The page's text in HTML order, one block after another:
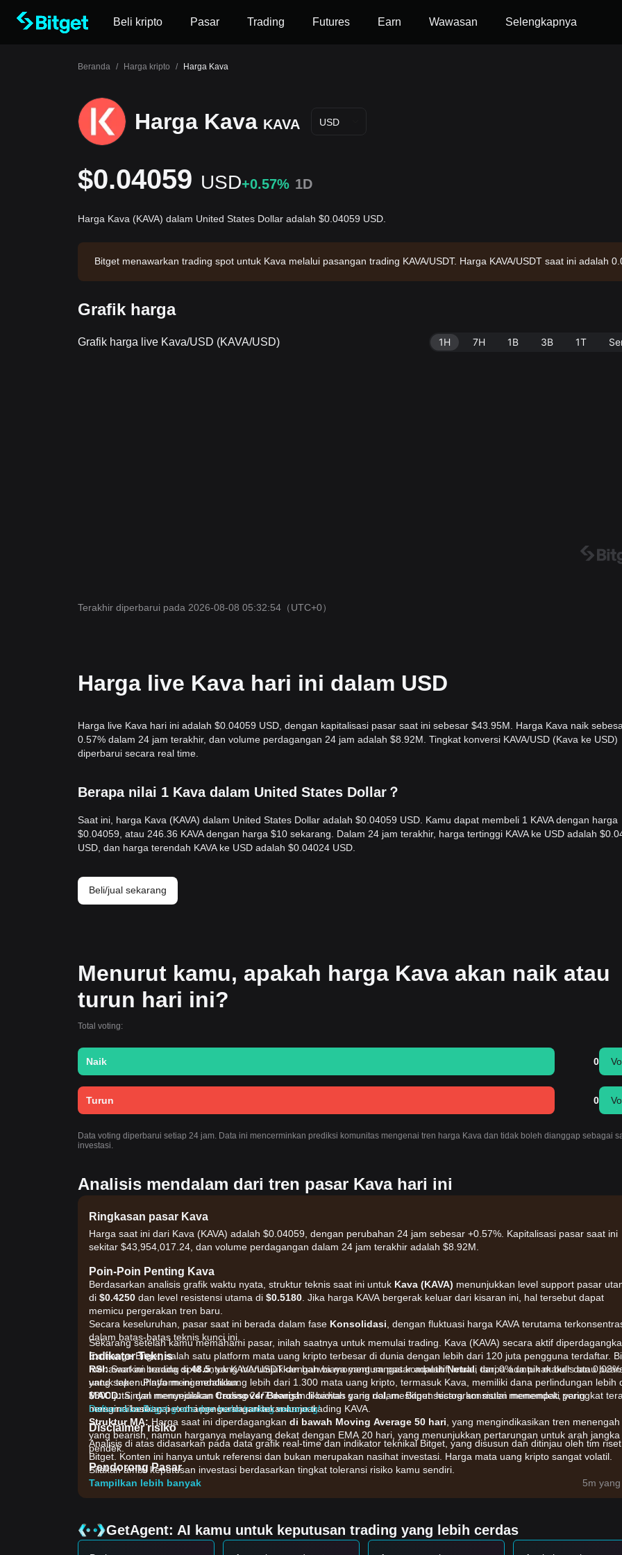
Beli kripto Pasar Trading Futures Earn Wawasan Selengkapnya
Beranda / Harga kripto / Harga Kava
Harga Kava KAVA USD
$0.04059 USD+0.57% 1D
Harga Kava (KAVA) dalam United States Dollar adalah $0.04059 USD.
Bitget menawarkan trading spot untuk Kava melalui pasangan trading KAVA/USDT. Harga KAVA/USDT saat ini adalah
Grafik harga
Grafik harga live Kava/USD (KAVA/USD) 1H 7H 1B 3B 1T
Terakhir diperbarui pada 2026-08-08 05:32:54 （UTC+0）
Harga live Kava hari ini dalam USD
Harga live Kava hari ini adalah $0.04059 USD, dengan kapitalisasi pasar saat ini sebesar $43.95M. Harga Kava naik
0.57% dalam 24 jam terakhir, dan volume perdagangan 24 jam adalah $8.92M. Tingkat konversi KAVA/USD (Kava ke USD)
diperbarui secara real time.
Berapa nilai 1 Kava dalam United States Dollar？
Saat ini, harga Kava (KAVA) dalam United States Dollar adalah $0.04059 USD. Kamu dapat membeli 1 KAVA dengan harga
$0.04059, atau 246.36 KAVA dengan harga $10 sekarang. Dalam 24 jam terakhir, harga tertinggi KAVA ke USD adalah
USD, dan harga terendah KAVA ke USD adalah $0.04024 USD.
Beli/jual sekarang
Menurut kamu, apakah harga Kava akan naik atau
turun hari ini?
Total voting:
Naik 0
Turun 0
Data voting diperbarui setiap 24 jam. Data ini mencerminkan prediksi komunitas mengenai tren harga Kava dan tidak boleh dianggap sebagai
investasi.
Analisis mendalam dari tren pasar Kava hari ini
Ringkasan pasar Kava
Harga saat ini dari Kava (KAVA) adalah $0.04059, dengan perubahan 24 jam sebesar +0.57%. Kapitalisasi pasar saat ini
sekitar $43,954,017.24, dan volume perdagangan dalam 24 jam terakhir adalah $8.92M.
Poin-Poin Penting Kava
Berdasarkan analisis grafik waktu nyata, struktur teknis saat ini untuk Kava (KAVA) menunjukkan level support pasar
di $0.4250 dan level resistensi utama di $0.5180 . Jika harga KAVA bergerak keluar dari kisaran ini, hal tersebut dapat
memicu pergerakan tren baru.
Secara keseluruhan, pasar saat ini berada dalam fase Konsolidasi , dengan fluktuasi harga KAVA terutama
dalam batas-batas teknis kunci ini.
Indikator Teknis
RSI:Saat ini berada di48.5, yang menunjukkan bahwa momentum pasar adalahNetral, tanpa ada pihak bulls atau
yang sepenuhnya mengendalikan.
MACD:Sinyal menunjukkanCrossover Bearishdi bawah garis nol, meskipun histogram mulai memendek, yang
mengindikasikan potensi pengurangan tekanan jual.
Struktur MA: Harga saat ini diperdagangkan di bawah Moving Average 50 hari , yang mengindikasikan tren menengah
yang bearish, namun harganya melayang dekat dengan EMA 20 hari, yang menunjukkan pertarungan untuk arah jangka
pendek.
Pendorong Pasar
Harga KAVA saat ini dan kinerja pasar terutama dipengaruhi oleh faktor-faktor berikut:
berdampak pada suplai beredar dan sentimen investor.
Sentimen Altcoin Secara Umum:
Harga KAVA tetap sangat berkorelasi dengan pergerakan umum sektor DeFi dan
Sekarang setelah kamu memahami pasar, inilah saatnya untuk memulai trading. Kava (KAVA) secara aktif
Exchange Bitget, salah satu platform mata uang kripto terbesar di dunia dengan lebih dari 120 juta pengguna terdaftar.
menawarkan trading spot untuk KAVA/USDT dengan biaya yang sangat kompetitif, mulai dari 0% untuk maker dan 0,03%
untuk taker. Platform ini mendukung lebih dari 1.300 mata uang kripto, termasuk Kava, memiliki dana perlindungan lebih
$300 juta, dan menyediakan trading 24/7 dengan likuiditas yang dalam. Bitget secara konsisten menempati peringkat
bersama berbagai exchange berdasarkan volume trading KAVA.
Daftar akun Bitget gratis dan mulai trading sekarang!
Disclaimer risiko
Analisis di atas didasarkan pada data grafik real-time dan indikator teknikal Bitget, yang disusun dan ditinjau oleh tim riset
Bitget. Konten ini hanya untuk referensi dan bukan merupakan nasihat investasi. Harga mata uang kripto sangat volatil.
Silakan ambil keputusan investasi berdasarkan tingkat toleransi risiko kamu sendiri.
Tampilkan lebih banyak
5m
GetAgent: AI kamu untuk keputusan trading yang lebih cerdas